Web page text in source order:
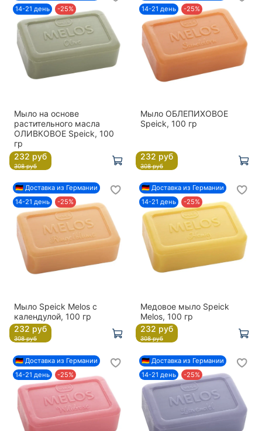
14-21 день
-25%
Мыло на основе
растительного масла
ОЛИВКОВОЕ Speick, 100
гр
232 руб
308 руб
14-21 день
-25%
Мыло ОБЛЕПИХОВОЕ
Speick, 100 гр
232 руб
308 руб
🇩🇪 Доставка из Германии
14-21 день
-25%
Мыло Speick Melos с
календулой, 100 гр
232 руб
308 руб
🇩🇪 Доставка из Германии
14-21 день
-25%
Медовое мыло Speick
Melos, 100 гр
232 руб
308 руб
🇩🇪 Доставка из Германии
14-21 день
-25%
🇩🇪 Доставка из Германии
14-21 день
-25%